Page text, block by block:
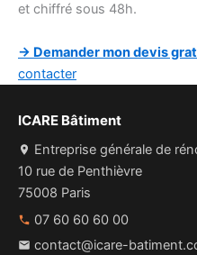
et chiffré sous 48h.
→ Demander mon devis
contacter
ICARE Bâtiment
Entreprise générale de
10 rue de Penthièvre
75008 Paris
07 60 60 60 00
contact@icare-